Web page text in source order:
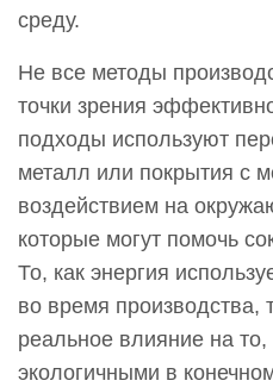
6
Поддерживают
ли
сэндвич-
PCGI
сертификацию
экологически
устойчивого
строительства?
7
среду.
Не все методы
точки зрения
подходы используют
металл или покрытия с
воздействием на
которые могут помочь
То, как энергия
во время производства,
реальное влияние на то,
экологичными в